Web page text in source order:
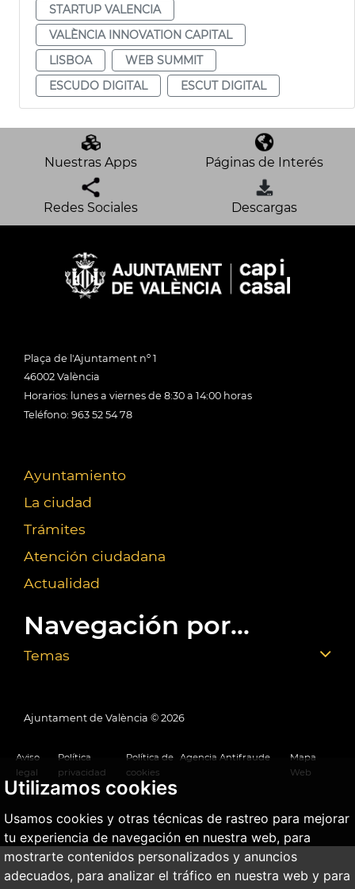
Utilizamos cookies
Usamos cookies y otras técnicas de rastreo para mejorar
tu experiencia de navegación en nuestra web, para
mostrarte contenidos personalizados y anuncios
adecuados, para analizar el tráfico en nuestra web y para
STARTUP VALENCIA
VALÈNCIA INNOVATION CAPITAL
LISBOA
WEB SUMMIT
ESCUDO DIGITAL
ESCUT DIGITAL
Nuestras Apps Páginas de Interés
Redes Sociales Descargas
Plaça de l'Ajuntament nº 1
46002 València
Horarios: lunes a viernes de 8:30 a 14:00 horas
Teléfono: 963 52 54 78
Ayuntamiento
La ciudad
Trámites
Atención ciudadana
Actualidad
Navegación por...
Temas
Ajuntament de València © 2026
Aviso
legal
Política
privacidad
Política de
cookies
Agencia Antifraude
Mapa
Web